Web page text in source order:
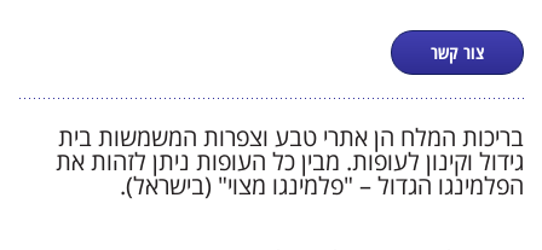
צור קשר
בריכות המלח הן אתרי טבע וצפרות המשמשות בית
גידול וקינון לעופות. מבין כל העופות ניתן לזהות את
הפלמינגו הגדול – "פלמינגו מצוי" (בישראל).